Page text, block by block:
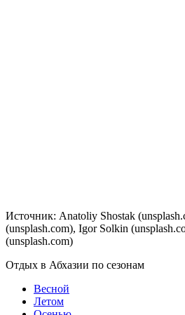
Источник: Anatoliy Shostak
(unsplash.com), Igor Solkin
(unsplash.com)
Отдых в Абхазии по сезонам
Весной
Летом